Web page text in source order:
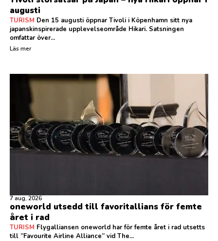
augusti
TURISM Den 15 augusti öppnar Tivoli i Köpenhamn sitt nya
japanskinspirerade upplevelseområde Hikari. Satsningen
omfattar över...
Läs mer
7 aug, 2026
oneworld utsedd till favoritallians för femte
året i rad
TURISM Flygalliansen oneworld har för femte året i rad utsetts
till ”Favourite Airline Alliance” vid The...